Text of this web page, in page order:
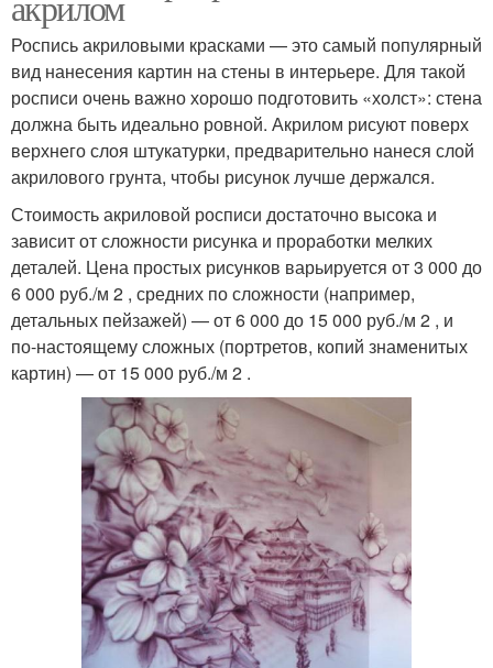
Роспись акриловыми красками — это самый популярный
вид нанесения картин на стены в интерьере. Для такой
росписи очень важно хорошо подготовить «холст»: стена
должна быть идеально ровной. Акрилом рисуют поверх
верхнего слоя штукатурки, предварительно нанеся слой
акрилового грунта, чтобы рисунок лучше держался.
Стоимость акриловой росписи достаточно высока и
зависит от сложности рисунка и проработки мелких
деталей. Цена простых рисунков варьируется от 3 000 до
6 000 руб./м 2 , средних по сложности (например,
детальных пейзажей) — от 6 000 до 15 000 руб./м 2 , и
по-настоящему сложных (портретов, копий знаменитых
картин) — от 15 000 руб./м 2 .